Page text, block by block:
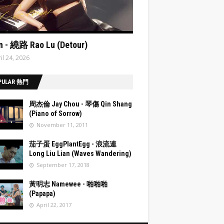
- 繞路 Rao Lu (Detour)
24, 2026
熱門
周杰倫 Jay Chou - 琴傷 Qin Shang
(Piano of Sorrow)
November 11, 2011
茄子蛋 EggPlantEgg - 浪流連
Long Liu Lian (Waves Wandering)
September 17, 2018
黃明志 Namewee - 啪啪啪
(Papapa)
April 22, 2017